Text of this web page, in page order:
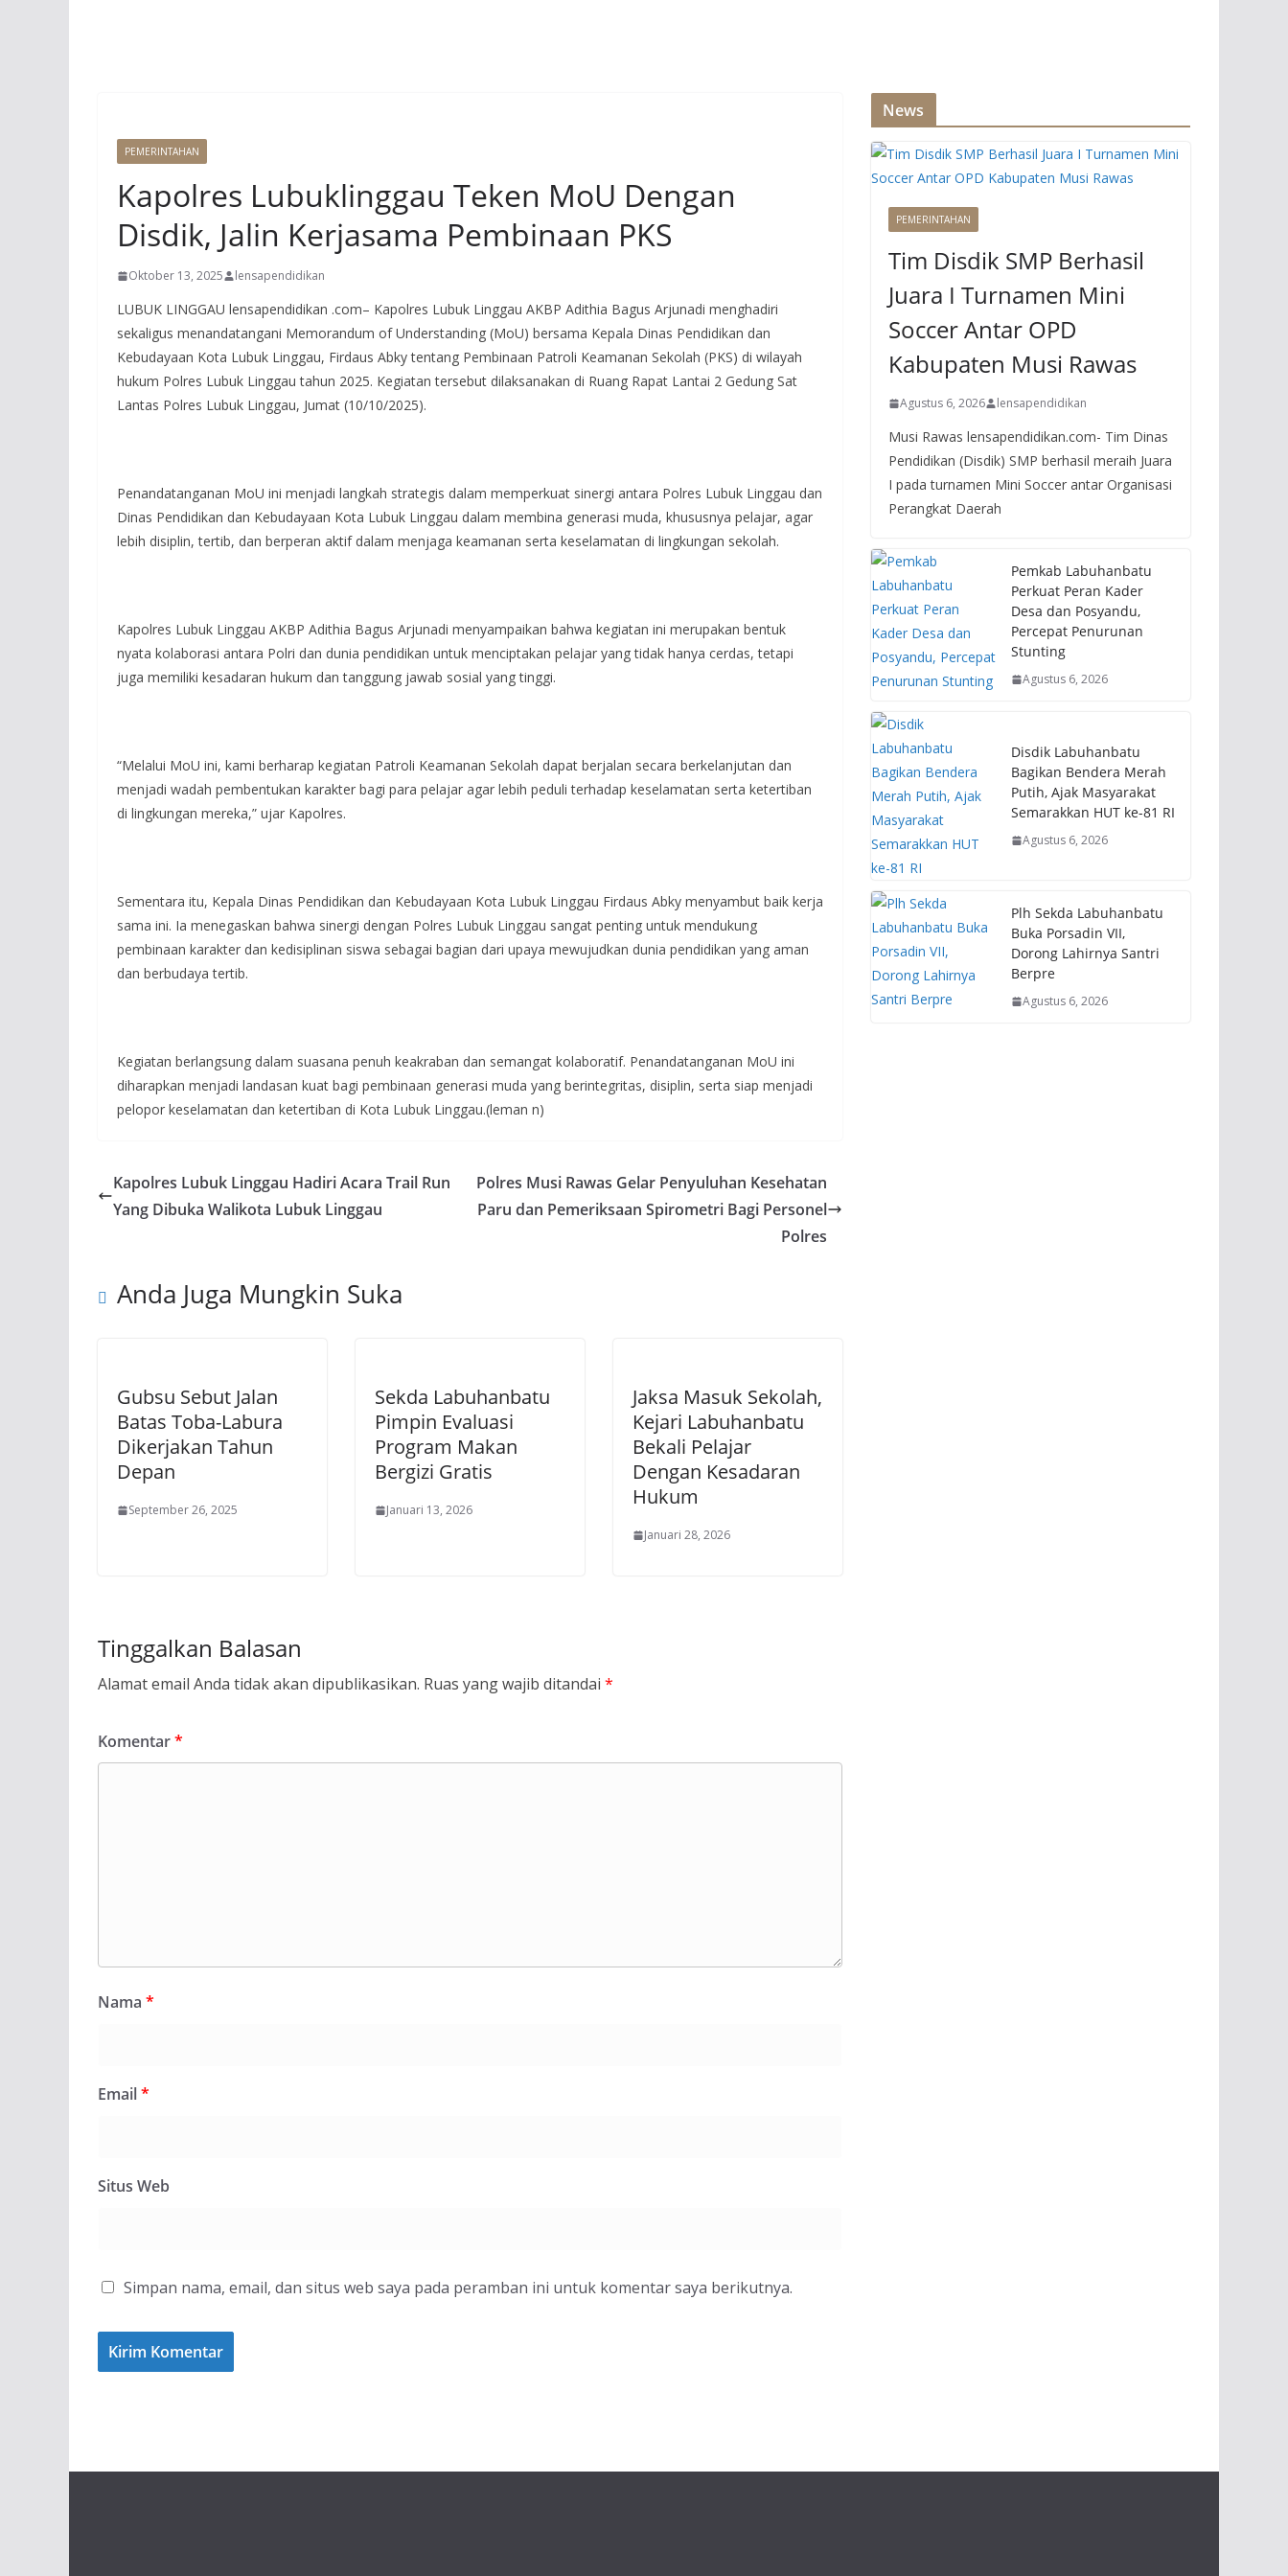
PEMERINTAHAN
Kapolres Lubuklinggau Teken MoU Dengan
Disdik, Jalin Kerjasama Pembinaan PKS
Oktober 13, 2025 lensapendidikan
LUBUK LINGGAU lensapendidikan .com– Kapolres Lubuk Linggau AKBP Adithia Bagus Arjunadi menghadiri
sekaligus menandatangani Memorandum of Understanding (MoU) bersama Kepala Dinas Pendidikan dan
Kebudayaan Kota Lubuk Linggau, Firdaus Abky tentang Pembinaan Patroli Keamanan Sekolah (PKS) di wilayah
hukum Polres Lubuk Linggau tahun 2025. Kegiatan tersebut dilaksanakan di Ruang Rapat Lantai 2 Gedung Sat
Lantas Polres Lubuk Linggau, Jumat (10/10/2025).
Penandatanganan MoU ini menjadi langkah strategis dalam memperkuat sinergi antara Polres Lubuk Linggau dan
Dinas Pendidikan dan Kebudayaan Kota Lubuk Linggau dalam membina generasi muda, khususnya pelajar, agar
lebih disiplin, tertib, dan berperan aktif dalam menjaga keamanan serta keselamatan di lingkungan sekolah.
Kapolres Lubuk Linggau AKBP Adithia Bagus Arjunadi menyampaikan bahwa kegiatan ini merupakan bentuk
nyata kolaborasi antara Polri dan dunia pendidikan untuk menciptakan pelajar yang tidak hanya cerdas, tetapi
juga memiliki kesadaran hukum dan tanggung jawab sosial yang tinggi.
“Melalui MoU ini, kami berharap kegiatan Patroli Keamanan Sekolah dapat berjalan secara berkelanjutan dan
menjadi wadah pembentukan karakter bagi para pelajar agar lebih peduli terhadap keselamatan serta ketertiban
di lingkungan mereka,” ujar Kapolres.
Sementara itu, Kepala Dinas Pendidikan dan Kebudayaan Kota Lubuk Linggau Firdaus Abky menyambut baik kerja
sama ini. Ia menegaskan bahwa sinergi dengan Polres Lubuk Linggau sangat penting untuk mendukung
pembinaan karakter dan kedisiplinan siswa sebagai bagian dari upaya mewujudkan dunia pendidikan yang aman
dan berbudaya tertib.
Kegiatan berlangsung dalam suasana penuh keakraban dan semangat kolaboratif. Penandatanganan MoU ini
diharapkan menjadi landasan kuat bagi pembinaan generasi muda yang berintegritas, disiplin, serta siap menjadi
pelopor keselamatan dan ketertiban di Kota Lubuk Linggau.(leman n)
Kapolres Lubuk Linggau Hadiri Acara Trail Run
Yang Dibuka Walikota Lubuk Linggau
Polres Musi Rawas Gelar Penyuluhan Kesehatan
Paru dan Pemeriksaan Spirometri Bagi Personel
Polres
Anda Juga Mungkin Suka
Gubsu Sebut Jalan
Batas Toba-Labura
Dikerjakan Tahun
Depan
September 26, 2025
Sekda Labuhanbatu
Pimpin Evaluasi
Program Makan
Bergizi Gratis
Januari 13, 2026
Jaksa Masuk Sekolah,
Kejari Labuhanbatu
Bekali Pelajar
Dengan Kesadaran
Hukum
Januari 28, 2026
Tinggalkan Balasan
Alamat email Anda tidak akan dipublikasikan. Ruas yang wajib ditandai *
Komentar*
Nama *
Email*
Situs Web
Simpan nama, email, dan situs web saya pada peramban ini untuk komentar saya berikutnya.
News
PEMERINTAHAN
Tim Disdik SMP Berhasil
Juara I Turnamen Mini
Soccer Antar OPD
Kabupaten Musi Rawas
Agustus 6, 2026 lensapendidikan
Musi Rawas lensapendidikan.com- Tim Dinas
Pendidikan (Disdik) SMP berhasil meraih Juara
I pada turnamen Mini Soccer antar Organisasi
Perangkat Daerah
Pemkab Labuhanbatu
Perkuat Peran Kader
Desa dan Posyandu,
Percepat Penurunan
Stunting
Agustus 6, 2026
Disdik Labuhanbatu
Bagikan Bendera Merah
Putih, Ajak Masyarakat
Semarakkan HUT ke-81 RI
Agustus 6, 2026
Plh Sekda Labuhanbatu
Buka Porsadin VII,
Dorong Lahirnya Santri
Berpre
Agustus 6, 2026